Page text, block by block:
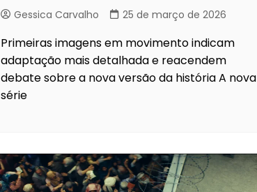
Gessica Carvalho 25 de março de 2026
Primeiras imagens em movimento indicam
adaptação mais detalhada e reacendem
debate sobre a nova versão da história A nova
série